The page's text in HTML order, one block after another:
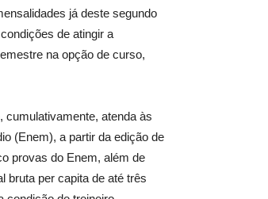
já deste segundo
de atingir a
na opção de curso,
atenda às
(Enem), a partir da edição de
provas do Enem, além de
bruta per capita de até três